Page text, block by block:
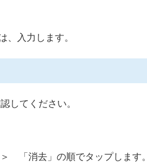
、入力します。
してください。
消去」の順でタップします。